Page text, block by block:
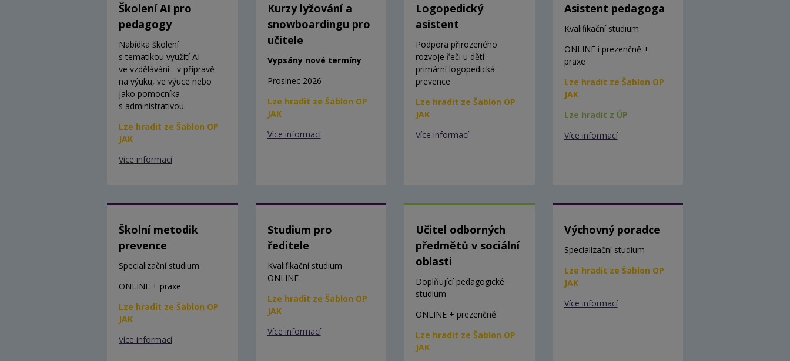
Školení AI pro
pedagogy
Nabídka školení
s tematikou využití AI
ve vzdělávání - v přípravě
na výuku, ve výuce nebo
jako pomocníka
s administrativou.
Lze hradit ze Šablon OP
JAK
Více informací
Kurzy lyžování a
snowboardingu pro
učitele
Vypsány nové termíny
Prosinec 2026
Lze hradit ze Šablon OP
JAK
Více informací
Logopedický
asistent
Podpora přirozeného
rozvoje řeči u dětí -
primární logopedická
prevence
Lze hradit ze Šablon OP
JAK
Více informací
Asistent pedagoga
Kvalifikační studium
ONLINE i prezenčně +
praxe
Lze hradit ze Šablon OP
JAK
Lze hradit z ÚP
Více informací
Školní metodik
prevence
Specializační studium
ONLINE + praxe
Lze hradit ze Šablon OP
JAK
Více informací
Studium pro
ředitele
Kvalifikační studium
ONLINE
Lze hradit ze Šablon OP
JAK
Více informací
Učitel odborných
předmětů v sociální
oblasti
Doplňující pedagogické
studium
ONLINE + prezenčně
Lze hradit ze Šablon OP
JAK
Výchovný poradce
Specializační studium
Lze hradit ze Šablon OP
JAK
Více informací